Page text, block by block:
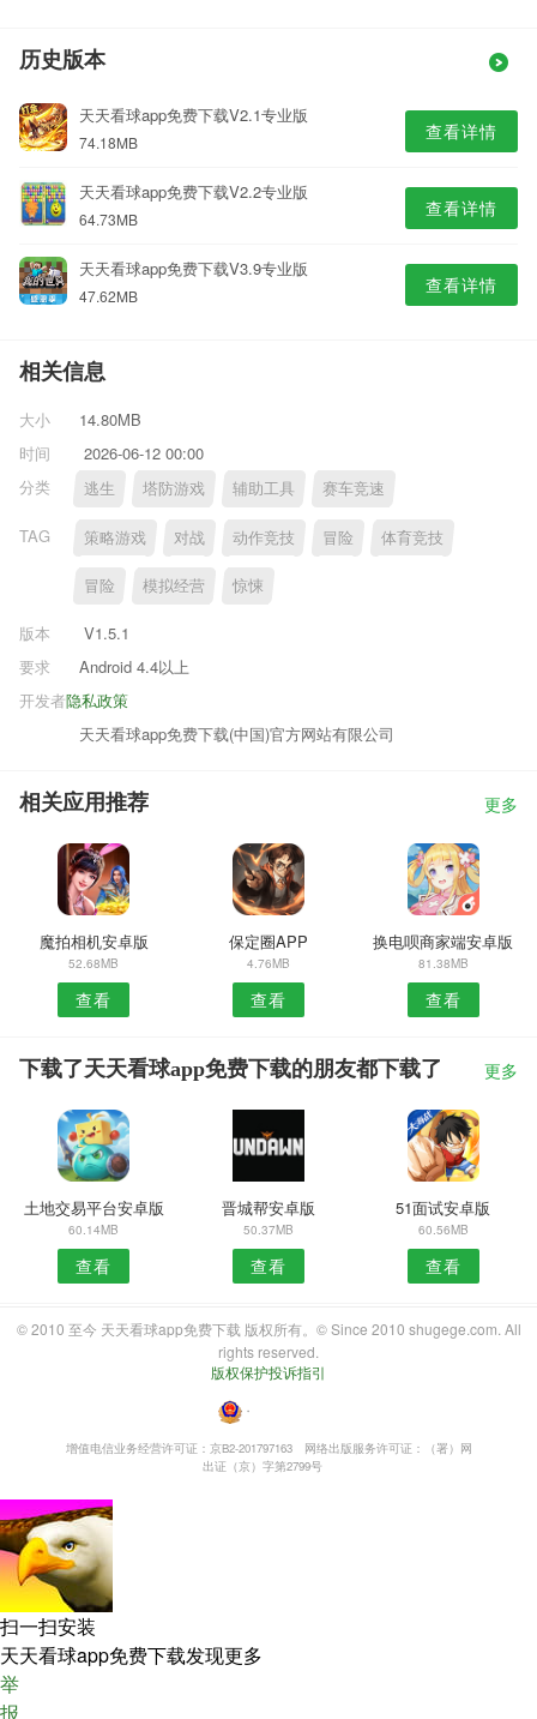
历史版本
天天看球app免费下载V2.1专业版
74.18MB 查看详情
天天看球app免费下载V2.2专业版
64.73MB 查看详情
天天看球app免费下载V3.9专业版
47.62MB 查看详情
相关信息
大小
14.80MB
时间
2026-06-12 00:00
分类
逃生 塔防游戏 辅助工具 赛车竞速
TAG 策略游戏 对战 动作竞技 冒险 体育竞技
冒险 模拟经营 惊悚
版本
V1.5.1
要求
Android 4.4以上
隐私政策
开发者
天天看球app免费下载(中国)官方网站有限公司
相关应用推荐 更多
魔拍相机安卓版
52.68MB
查看
保定圈APP
4.76MB
查看
换电呗商家端安卓版
81.38MB
查看
下载了天天看球app免费下载的朋友都下载了 更多
土地交易平台安卓版
60.14MB
查看
晋城帮安卓版
50.37MB
查看
51面试安卓版
60.56MB
查看
© 2010 至今 天天看球app免费下载 版权所有。© Since 2010 shugege.com. All
rights reserved.
版权保护投诉指引
・
增值电信业务经营许可证：京B2-201797163
网络出版服务许可证：（署）网
出证（京）字第2799号
扫一扫安装
天天看球app免费下载发现更多
举
报